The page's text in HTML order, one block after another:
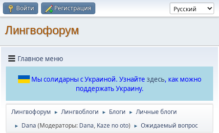
Войти Регистрация
Лингвофорум
Главное меню
Мы солидарны с Украиной. Узнайте здесь, как можно
поддержать Украину.
Лингвофорум ► Лингвоблоги ► Блоги ► Личные блоги
► Dana (Модераторы: Dana, Kaze no oto) ► Ожидаемый вопрос